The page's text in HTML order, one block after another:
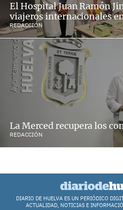
El Hospital Juan Ramón
viajeros internacionales
REDACCIÓN
La Merced recupera los
REDACCIÓN
DIARIO DE HUELVA ES UN PERIÓDICO
ACTUALIDAD, NOTICIAS E